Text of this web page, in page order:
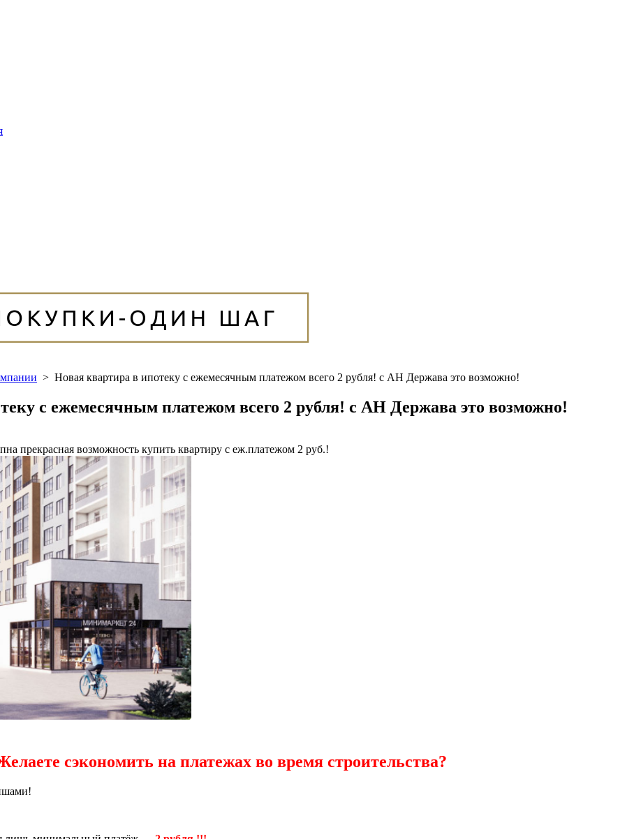
> Новая квартира в ипотеку с ежемесячным платежом всего 2 рубля! с АН Держава это возможно!
с ежемесячным платежом всего 2 рубля! с АН Держава это возможно!
прекрасная возможность купить квартиру с еж.платежом 2 руб.!
сэкономить на платежах во время строительства?